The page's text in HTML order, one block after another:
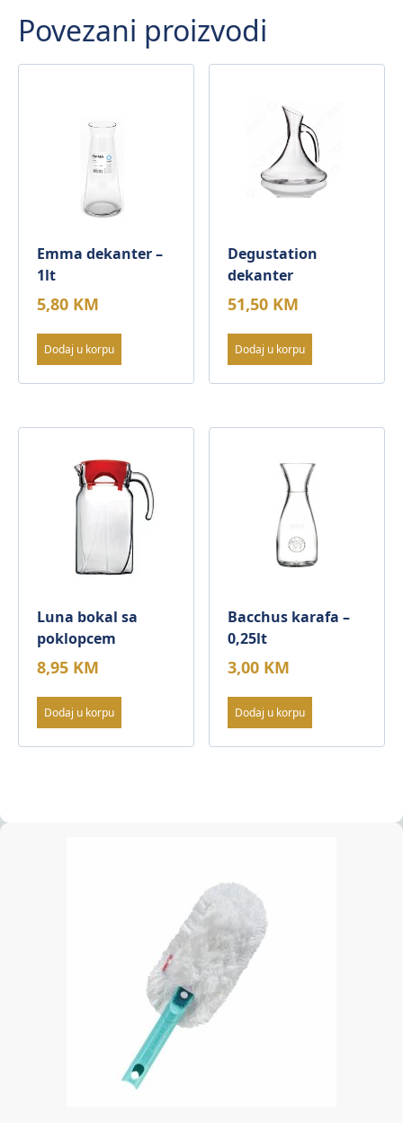
Povezani proizvodi
Emma dekanter –
1lt
5,80 KM
Dodaj u korpu
Degustation
dekanter
51,50 KM
Dodaj u korpu
Luna bokal sa
poklopcem
8,95 KM
Dodaj u korpu
Bacchus karafa –
0,25lt
3,00 KM
Dodaj u korpu